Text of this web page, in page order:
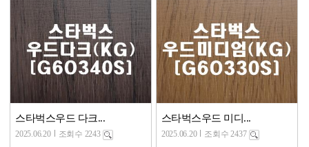
스타벅스우드 다크...
2025.06.20 조회수 2243
스타벅스우드 미디...
2025.06.20 조회수 2437